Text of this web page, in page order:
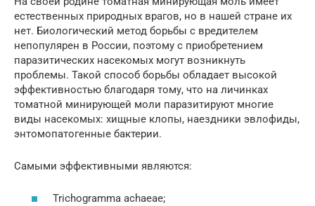
естественных природных врагов, но в нашей стране их
нет. Биологический метод борьбы с вредителем
непопулярен в России, поэтому с приобретением
паразитических насекомых могут возникнуть
проблемы. Такой способ борьбы обладает высокой
эффективностью благодаря тому, что на личинках
томатной минирующей моли паразитируют многие
виды насекомых: хищные клопы, наездники эвлофиды,
энтомопатогенные бактерии.
Самыми эффективными являются:
Trichogramma achaeae;